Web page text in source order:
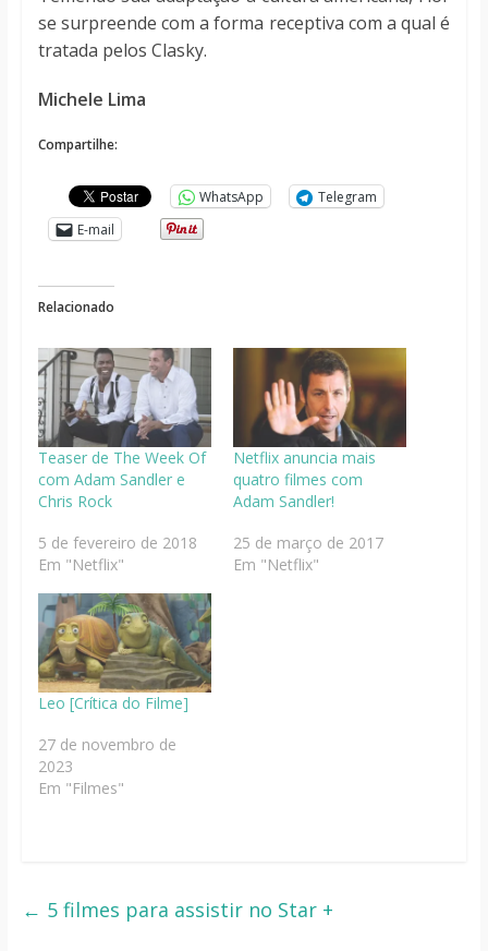
se surpreende com a forma receptiva com a qual é
tratada pelos Clasky.
Michele Lima
Compartilhe:
WhatsApp
Telegram
E-mail
Relacionado
Teaser de The Week Of
com Adam Sandler e
Chris Rock
5 de fevereiro de 2018
Em "Netflix"
Netflix anuncia mais
quatro filmes com
Adam Sandler!
25 de março de 2017
Em "Netflix"
Leo [Crítica do Filme]
27 de novembro de
2023
Em "Filmes"
← 5 filmes para assistir no Star +